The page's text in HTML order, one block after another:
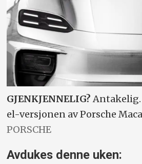
GJENKJENNELIG?
el-versjonen av Porsche
PORSCHE
Avdukes denne uken: